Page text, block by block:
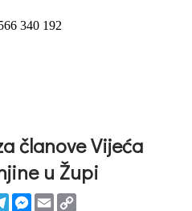
članove Vijeća
u Župi
TelegramMessenger
Email